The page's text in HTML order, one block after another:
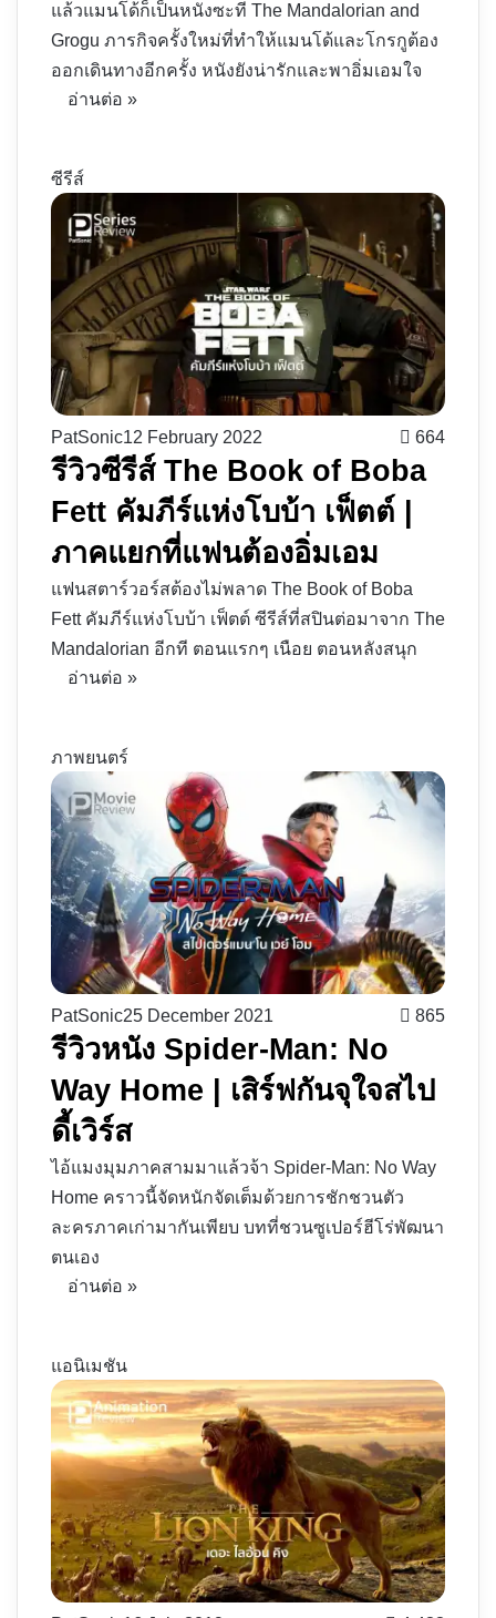
แล้วแมนโด้ก็เป็นหนังซะที The Mandalorian and
Grogu ภารกิจครั้งใหม่ที่ทำให้แมนโด้และโกรกูต้อง
ออกเดินทางอีกครั้ง หนังยังน่ารักและพาอิ่มเอมใจ
อ่านต่อ »
ซีรีส์
PatSonic12 February 2022 664
รีวิวซีรีส์ The Book of Boba
Fett คัมภีร์แห่งโบบ้า เฟ็ตต์ |
ภาคแยกที่แฟนต้องอิ่มเอม
แฟนสตาร์วอร์สต้องไม่พลาด The Book of Boba
Fett คัมภีร์แห่งโบบ้า เฟ็ตต์ ซีรีส์ที่สปินต่อมาจาก The
Mandalorian อีกที ตอนแรกๆ เนือย ตอนหลังสนุก
อ่านต่อ »
ภาพยนตร์
PatSonic25 December 2021 865
รีวิวหนัง Spider-Man: No
Way Home | เสิร์ฟกันจุใจสไป
ดี้เวิร์ส
ไอ้แมงมุมภาคสามมาแล้วจ้า Spider-Man: No Way
Home คราวนี้จัดหนักจัดเต็มด้วยการชักชวนตัว
ละครภาคเก่ามากันเพียบ บทที่ชวนซูเปอร์ฮีโร่พัฒนา
ตนเอง
อ่านต่อ »
แอนิเมชัน